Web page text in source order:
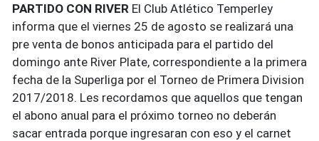
PARTIDO CON RIVER El Club Atlético Temperley
informa que el viernes 25 de agosto se realizará una
pre venta de bonos anticipada para el partido del
domingo ante River Plate, correspondiente a la primera
fecha de la Superliga por el Torneo de Primera Division
2017/2018. Les recordamos que aquellos que tengan
el abono anual para el próximo torneo no deberán
sacar entrada porque ingresaran con eso y el carnet